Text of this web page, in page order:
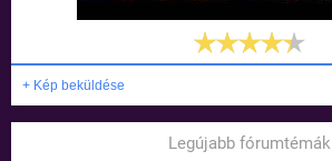
+ Kép beküldése
Legújabb fórumtémák